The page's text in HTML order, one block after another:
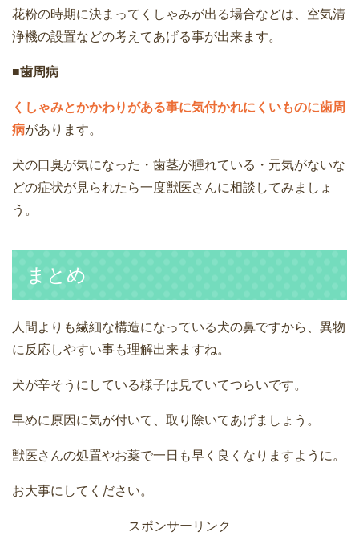
花粉の時期に決まってくしゃみが出る場合などは、空気清
浄機の設置などの考えてあげる事が出来ます。
■歯周病
くしゃみとかかわりがある事に気付かれにくいものに歯周
病があります。
犬の口臭が気になった・歯茎が腫れている・元気がないな
どの症状が見られたら一度獣医さんに相談してみましょ
う。
まとめ
人間よりも繊細な構造になっている犬の鼻ですから、異物
に反応しやすい事も理解出来ますね。
犬が辛そうにしている様子は見ていてつらいです。
早めに原因に気が付いて、取り除いてあげましょう。
獣医さんの処置やお薬で一日も早く良くなりますように。
お大事にしてください。
スポンサーリンク